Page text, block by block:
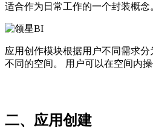
适合作为日常工作的一个封装概念
应用创作模块根据用户不同需求
不同的空间。 用户可以在空间内操
二、应用创建